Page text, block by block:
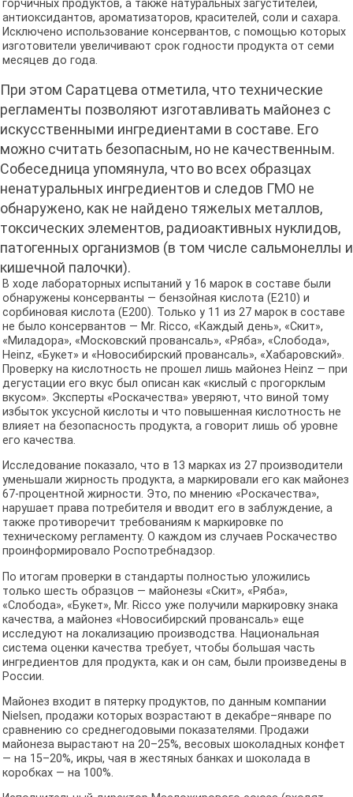
горчичных продуктов, а также натуральных загустителей,
антиоксидантов, ароматизаторов, красителей, соли и сахара.
Исключено использование консервантов, с помощью которых
изготовители увеличивают срок годности продукта от семи
месяцев до года.
При этом Саратцева отметила, что технические
регламенты позволяют изготавливать майонез с
искусственными ингредиентами в составе. Его
можно считать безопасным, но не качественным.
Собеседница упомянула, что во всех образцах
ненатуральных ингредиентов и следов ГМО не
обнаружено, как не найдено тяжелых металлов,
токсических элементов, радиоактивных нуклидов,
патогенных организмов (в том числе сальмонеллы и
кишечной палочки).
В ходе лабораторных испытаний у 16 марок в составе были
обнаружены консерванты — бензойная кислота (Е210) и
сорбиновая кислота (Е200). Только у 11 из 27 марок в составе
не было консервантов — Mr. Ricco, «Каждый день», «Скит»,
«Миладора», «Московский провансаль», «Ряба», «Слобода»,
Heinz, «Букет» и «Новосибирский провансаль», «Хабаровский».
Проверку на кислотность не прошел лишь майонез Heinz — при
дегустации его вкус был описан как «кислый с прогорклым
вкусом». Эксперты «Роскачества» уверяют, что виной тому
избыток уксусной кислоты и что повышенная кислотность не
влияет на безопасность продукта, а говорит лишь об уровне
его качества.
Исследование показало, что в 13 марках из 27 производители
уменьшали жирность продукта, а маркировали его как майонез
67-процентной жирности. Это, по мнению «Роскачества»,
нарушает права потребителя и вводит его в заблуждение, а
также противоречит требованиям к маркировке по
техническому регламенту. О каждом из случаев Роскачество
проинформировало Роспотребнадзор.
По итогам проверки в стандарты полностью уложились
только шесть образцов — майонезы «Скит», «Ряба»,
«Слобода», «Букет», Mr. Ricco уже получили маркировку знака
качества, а майонез «Новосибирский провансаль» еще
исследуют на локализацию производства. Национальная
система оценки качества требует, чтобы большая часть
ингредиентов для продукта, как и он сам, были произведены в
России.
Майонез входит в пятерку продуктов, по данным компании
Nielsen, продажи которых возрастают в декабре–январе по
сравнению со среднегодовыми показателями. Продажи
майонеза вырастают на 20–25%, весовых шоколадных конфет
— на 15–20%, икры, чая в жестяных банках и шоколада в
коробках — на 100%.